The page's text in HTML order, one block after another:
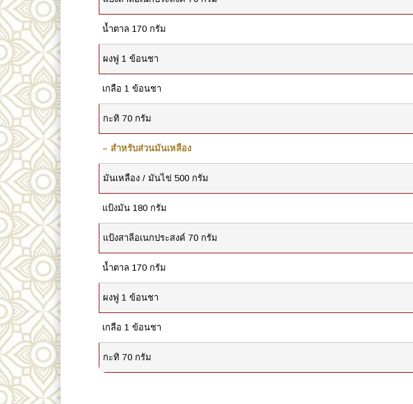
น้ำตาล 170 กรัม
ผงฟู 1 ข้อนชา
เกลือ 1 ข้อนชา
กะทิ 70 กรัม
– สำหรับส่วนมันเหลือง
มันเหลือง / มันไข่ 500 กรัม
แป้งมัน 180 กรัม
แป้งสาลีอเนกประสงค์ 70 กรัม
น้ำตาล 170 กรัม
ผงฟู 1 ข้อนชา
เกลือ 1 ข้อนชา
กะทิ 70 กรัม